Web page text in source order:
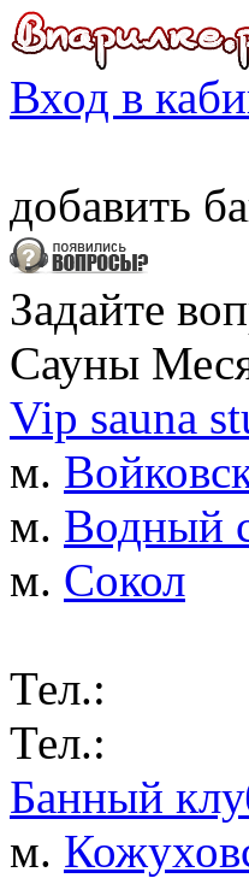
Вход в
добавить
Задайте
Сауны
Vip sauna
м.
м. Водный
м. Сокол
Тел.:
Тел.:
Банный
м.